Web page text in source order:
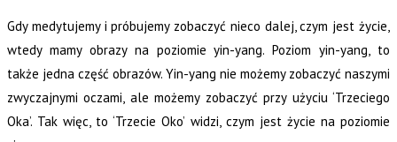
Gdy medytujemy i próbujemy zobaczyć nieco dalej, czym jest życie,
wtedy mamy obrazy na poziomie yin-yang. Poziom yin-yang, to
także jedna część obrazów. Yin-yang nie możemy zobaczyć naszymi
zwyczajnymi oczami, ale możemy zobaczyć przy użyciu ‘Trzeciego
Oka’. Tak więc, to ‘Trzecie Oko’ widzi, czym jest życie na poziomie